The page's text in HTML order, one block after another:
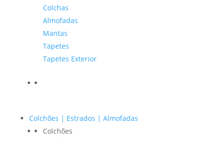
Colchas
Almofadas
Mantas
Tapetes
Tapetes Exterior
Colchões | Estrados | Almofadas
Colchões